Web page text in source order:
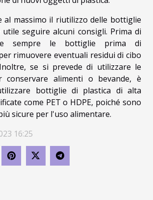
al massimo il riutilizzo delle bottiglie
seguire alcuni consigli. Prima di
sempre le bottiglie prima di
rimuovere eventuali residui di cibo
se si prevede di utilizzare le
conservare alimenti o bevande, è
bottiglie di plastica di alta
come PET o HDPE, poiché sono
sicure per l'uso alimentare.
16:25